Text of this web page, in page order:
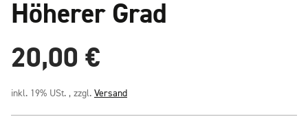
Höherer Grad
20,00 €
inkl. 19% USt. , zzgl. Versand